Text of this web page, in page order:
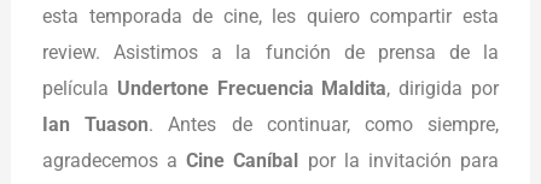
esta temporada de cine, les quiero compartir esta
review. Asistimos a la función de prensa de la
película Undertone Frecuencia Maldita, dirigida por
Ian Tuason. Antes de continuar, como siempre,
agradecemos aCine Caníbal
por la invitación para